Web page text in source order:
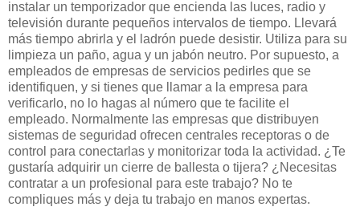
instalar un temporizador que encienda las luces, radio y
televisión durante pequeños intervalos de tiempo. Llevará
más tiempo abrirla y el ladrón puede desistir. Utiliza para su
limpieza un paño, agua y un jabón neutro. Por supuesto, a
empleados de empresas de servicios pedirles que se
identifiquen, y si tienes que llamar a la empresa para
verificarlo, no lo hagas al número que te facilite el
empleado. Normalmente las empresas que distribuyen
sistemas de seguridad ofrecen centrales receptoras o de
control para conectarlas y monitorizar toda la actividad. ¿Te
gustaría adquirir un cierre de ballesta o tijera? ¿Necesitas
contratar a un profesional para este trabajo? No te
compliques más y deja tu trabajo en manos expertas.